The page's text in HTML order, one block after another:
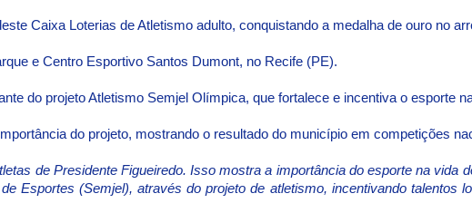
Caixa Loterias de Atletismo adulto, conquistando a medalha de ouro no
e Centro Esportivo Santos Dumont, no Recife (PE).
do projeto Atletismo Semjel Olímpica, que fortalece e incentiva o esporte
do projeto, mostrando o resultado do município em competições
de Presidente Figueiredo. Isso mostra a importância do esporte na vida
Esportes (Semjel), através do projeto de atletismo, incentivando talentos